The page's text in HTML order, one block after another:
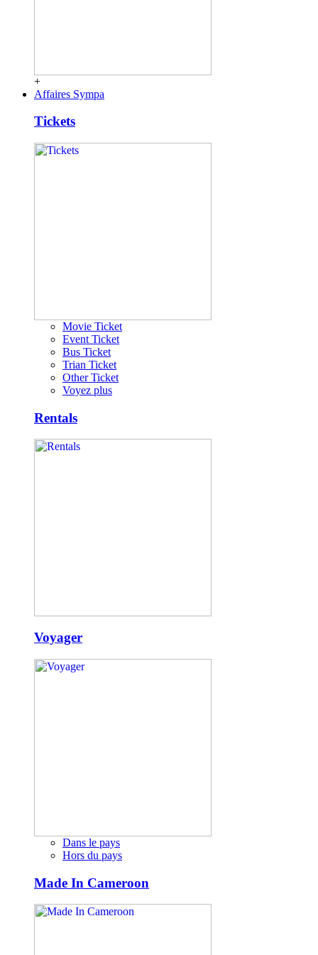
+
Affaires Sympa
Tickets
Movie Ticket
Event Ticket
Bus Ticket
Trian Ticket
Other Ticket
Voyez plus
Rentals
Voyager
Dans le pays
Hors du pays
Made In Cameroon